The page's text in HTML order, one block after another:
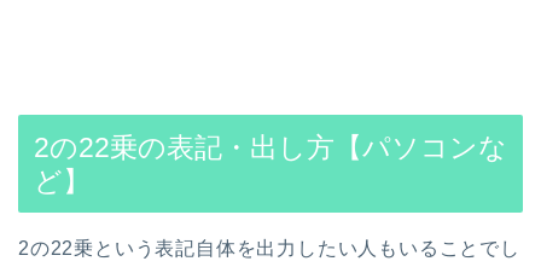
2の22乗の表記・出し方【パソコンな
ど】
2の22乗という表記自体を出力したい人もいることでし